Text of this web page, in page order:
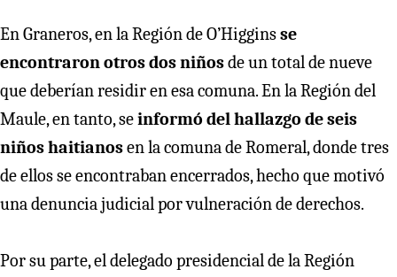
En Graneros, en la Región de O’Higginsse
encontraron otros dos niñosde un total de nueve
que deberían residir en esa comuna. En la Región del
Maule, en tanto, seinformó del hallazgo de seis
niños haitianosen la comuna de Romeral, donde tres
de ellos se encontraban encerrados, hecho que motivó
una denuncia judicial por vulneración de derechos.
Por su parte, el delegado presidencial de la Región